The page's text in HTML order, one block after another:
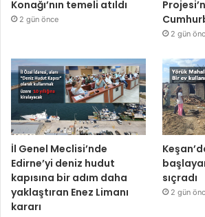
Konağı’nın temeli atıldı
2 gün önce
2 gün
İl Genel Meclisi’nde
Edirne’yi deniz hudut
kapısına bir adım daha
yaklaştıran Enez Limanı
kararı
sıçradı
2 gün